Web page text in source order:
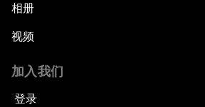
相册
视频
加入我们
登录